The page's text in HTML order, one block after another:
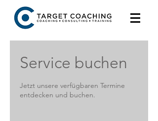
Service buchen
Jetzt unsere verfügbaren Termine
entdecken und buchen.